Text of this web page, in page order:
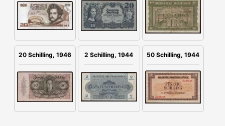
20 Schilling, 1946 2 Schilling, 1944 50 Schilling, 1944